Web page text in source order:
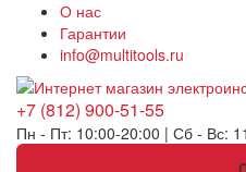
О нас
Гарантии
info@multitools.ru
+7 (812) 900-51-55
Пн - Пт: 10:00-20:00 | Сб - Вс: